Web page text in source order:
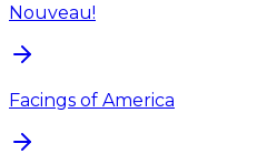
Nouveau!
Facings of America